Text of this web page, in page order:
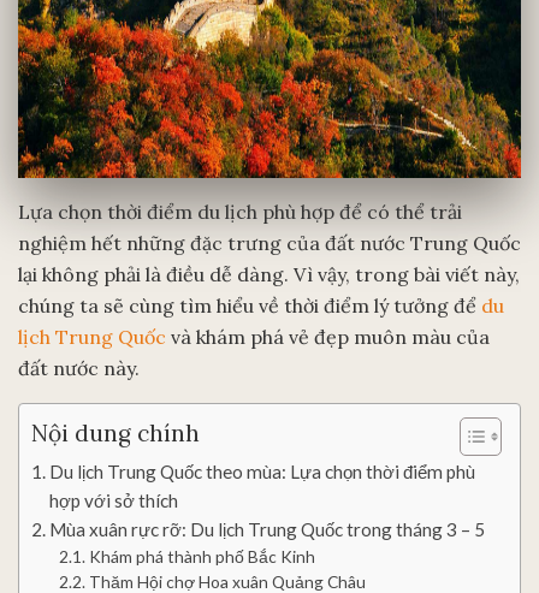
Lựa chọn thời điểm du lịch phù hợp để có thể trải
nghiệm hết những đặc trưng của đất nước Trung Quốc
lại không phải là điều dễ dàng. Vì vậy, trong bài viết này,
chúng ta sẽ cùng tìm hiểu về thời điểm lý tưởng để du
lịch Trung Quốc và khám phá vẻ đẹp muôn màu của
đất nước này.
Nội dung chính
Du lịch Trung Quốc theo mùa: Lựa chọn thời điểm phù
hợp với sở thích
Mùa xuân rực rỡ: Du lịch Trung Quốc trong tháng 3 – 5
Khám phá thành phố Bắc Kinh
Thăm Hội chợ Hoa xuân Quảng Châu